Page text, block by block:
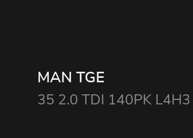
MAN TGE
35 2.0 TDI 140PK